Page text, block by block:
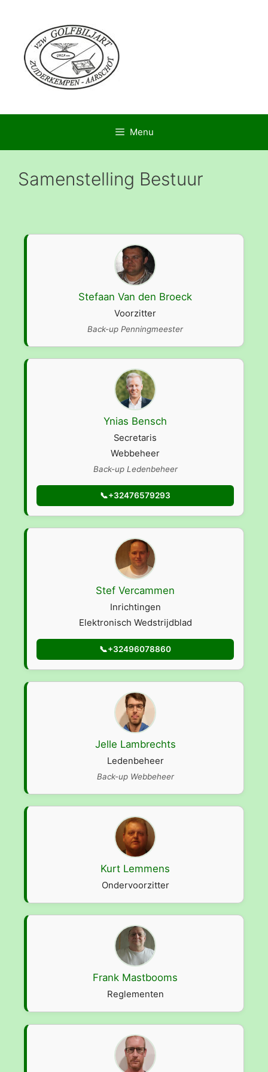
Menu
Samenstelling Bestuur
Stefaan Van den Broeck
Voorzitter
Back-up Penningmeester
Ynias Bensch
Secretaris
Webbeheer
Back-up Ledenbeheer
+32476579293
Stef Vercammen
Inrichtingen
Elektronisch Wedstrijdblad
+32496078860
Jelle Lambrechts
Ledenbeheer
Back-up Webbeheer
Kurt Lemmens
Ondervoorzitter
Frank Mastbooms
Reglementen